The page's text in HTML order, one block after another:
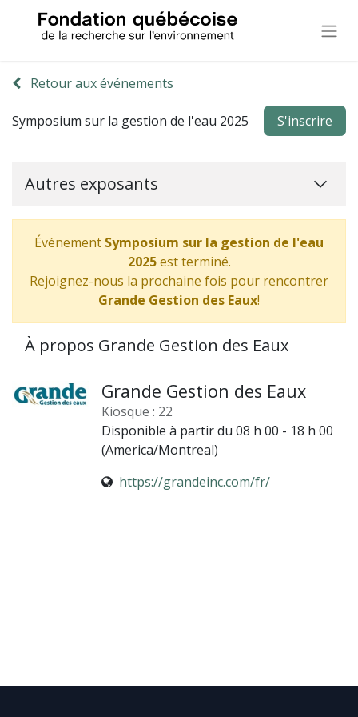
Retour aux événements
Symposium sur la gestion de l'eau 2025 S'inscrire
Autres exposants
Événement Symposium sur la gestion de l'eau
2025est terminé.
Rejoignez-nous la prochaine fois pour rencontrer
Grande Gestion des Eaux!
À propos Grande Gestion des Eaux
Grande Gestion des Eaux
Kiosque : 22
Disponible à partir du 08 h 00 - 18 h 00
(America/Montreal)
https://grandeinc.com/fr/